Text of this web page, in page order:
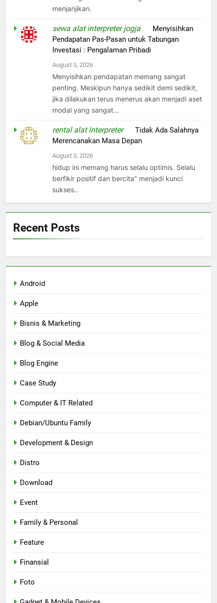
menjanjikan.
sewa alat interpreter jogja
Menyisihkan
Pendapatan Pas-Pasan untuk Tabungan
Investasi : Pengalaman Pribadi
August 3, 2026
Menyisihkan pendapatan memang sangat
penting. Meskipun hanya sedikit demi sedikit,
jika dilakukan terus menerus akan menjadi aset
modal yang sangat…
rental alat interpreteronTidak Ada Salahnya
Merencanakan Masa Depan
August 3, 2026
hidup ini memang harus selalu optimis. Selalu
berfikir positif dan bercita" menjadi kunci
sukses..
Recent Posts
Android
Apple
Bisnis & Marketing
Blog & Social Media
Blog Engine
Case Study
Computer & IT Related
Debian/Ubuntu Family
Development & Design
Distro
Download
Event
Family & Personal
Feature
Finansial
Foto